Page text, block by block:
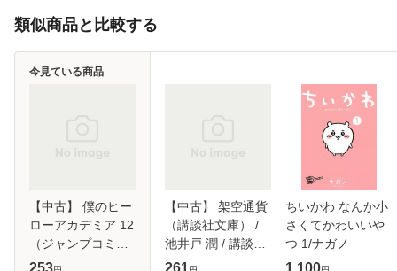
類似商品と比較する
【中古】 僕のヒー
ローアカデミア 12
（ジャンプコミッ
クス） / 堀越 耕平
253
今見ている商品
【中古】 架空通貨
（講談社文庫） /
池井戸 潤 / 講談社
[文庫]【メール便送
261
ちいかわ なんか小
さくてかわいいや
つ 1/ナガノ
1,100